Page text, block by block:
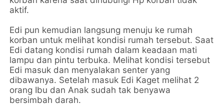
aktif.
Edi pun kemudian langsung menuju ke rumah
korban untuk melihat kondisi rumah tersebut. Saat
Edi datang kondisi rumah dalam keadaan mati
lampu dan pintu terbuka. Melihat kondisi tersebut
Edi masuk dan menyalakan senter yang
dibawanya. Setelah masuk Edi Kaget melihat 2
orang Ibu dan Anak sudah tak benyawa
bersimbah darah.